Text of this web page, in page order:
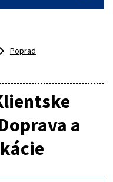
Poprad
a